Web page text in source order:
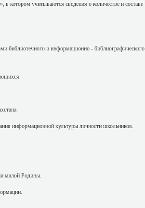
котором учитываются сведения о количестве и составе
библиотечного и информационно - библиографического
информационной культуры личности школьников.
малой Родины.